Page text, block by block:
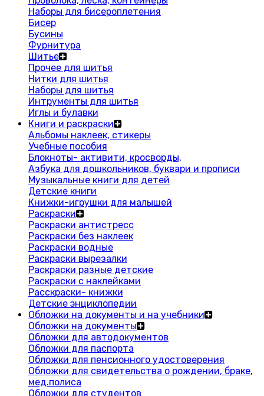
Наборы для бисероплетения
Бисер
Бусины
Фурнитура
Шитье
Прочее для шитья
Нитки для шитья
Наборы для шитья
Интрументы для шитья
Иглы и булавки
Книги и раскраски
Альбомы наклеек, стикеры
Учебные пособия
Блокноты- активити, кросворды,
Азбука для дошкольников, буквари и прописи
Музыкальные книги для детей
Детские книги
Книжки-игрушки для малышей
Раскраски
Раскраски антистресс
Раскраски без наклеек
Раскраски водные
Раскраски вырезалки
Раскраски разные детские
Раскраски с наклейками
Расскраски- книжки
Детские энциклопедии
Обложки на документы и на учебники
Обложки на документы
Обложки для автодокументов
Обложки для паспорта
Обложки для пенсионного удостоверения
Обложки для свидетельства о рождении, браке,
мед.полиса
Обложки для студентов